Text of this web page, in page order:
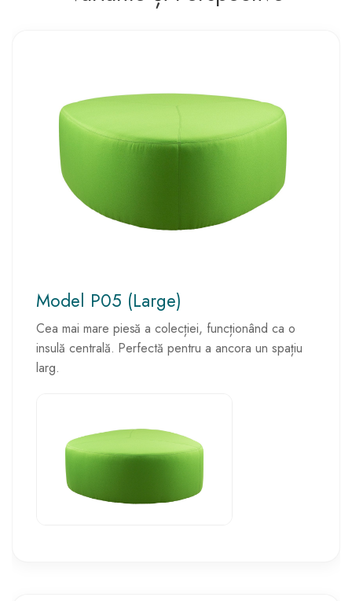
Model P05 (Large)
Cea mai mare piesă a colecției, funcționând ca o
insulă centrală. Perfectă pentru a ancora un spațiu
larg.